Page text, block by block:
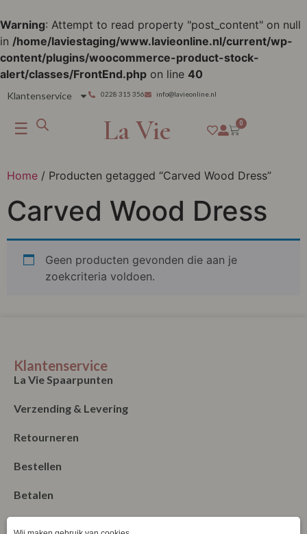
Warning: Attempt to read property "post_content" on null
in /home/laviestaging/www.lavieonline.nl/current/wp-
content/plugins/woocommerce-product-stock-
alert/classes/FrontEnd.php on line 40
Klantenservice 0228 315 356 info@lavieonline.nl
☰ La Vie 0
Home / Producten getagged “Carved Wood Dress”
Carved Wood Dress
Geen producten gevonden die aan je
zoekcriteria voldoen.
Klantenservice
La Vie Spaarpunten
Verzending & Levering
Retourneren
Bestellen
Betalen